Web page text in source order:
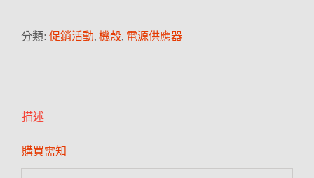
分類: 促銷活動, 機殼, 電源供應器
描述
購買需知